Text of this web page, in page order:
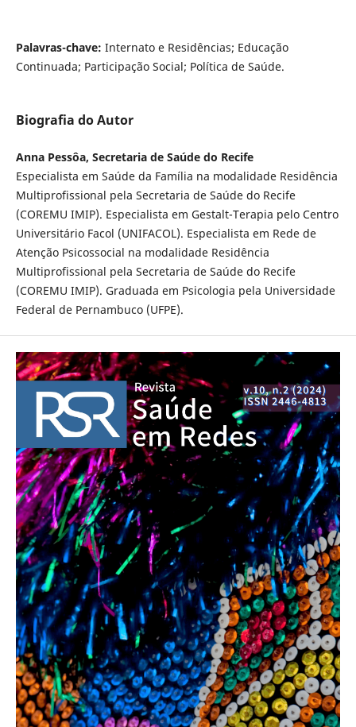
Palavras-chave: Internato e Residências; Educação
Continuada; Participação Social; Política de Saúde.
Biografia do Autor
Anna Pessôa, Secretaria de Saúde do Recife
Especialista em Saúde da Família na modalidade Residência
Multiprofissional pela Secretaria de Saúde do Recife
(COREMU IMIP). Especialista em Gestalt-Terapia pelo Centro
Universitário Facol (UNIFACOL). Especialista em Rede de
Atenção Psicossocial na modalidade Residência
Multiprofissional pela Secretaria de Saúde do Recife
(COREMU IMIP). Graduada em Psicologia pela Universidade
Federal de Pernambuco (UFPE).